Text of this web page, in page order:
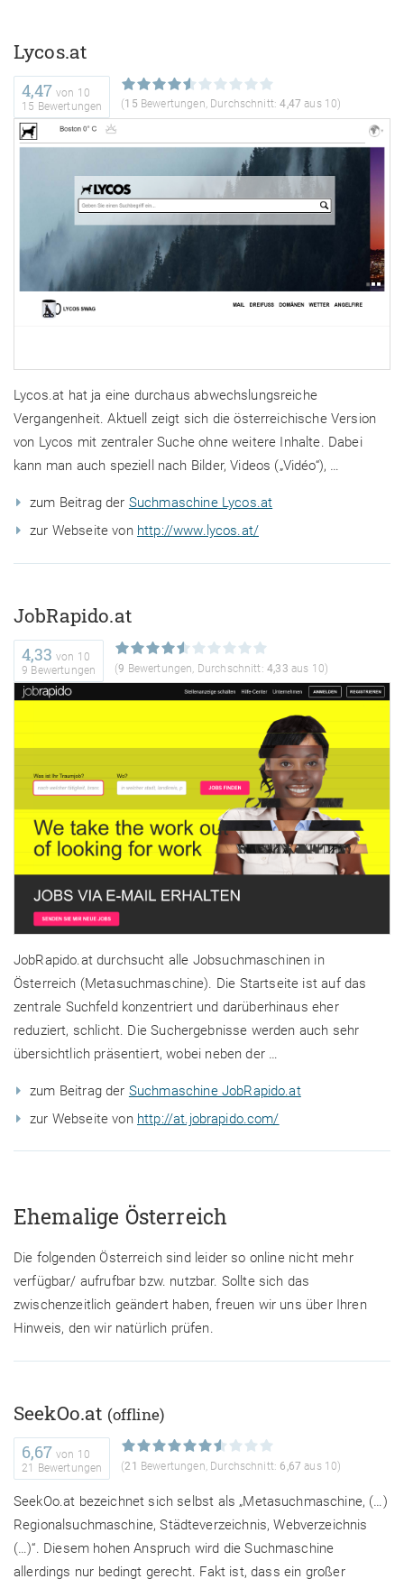
Lycos.at
4,47 von 10
15 Bewertungen
(15 Bewertungen, Durchschnitt:4,47 aus 10)
Lycos.at hat ja eine durchaus abwechslungsreiche
Vergangenheit. Aktuell zeigt sich die österreichische Version
von Lycos mit zentraler Suche ohne weitere Inhalte. Dabei
kann man auch speziell nach Bilder, Videos („Vidéo“), …
zum Beitrag der Suchmaschine Lycos.at
zur Webseite von http://www.lycos.at/
JobRapido.at
4,33 von 10
9 Bewertungen
(9 Bewertungen, Durchschnitt:4,33 aus 10)
JobRapido.at durchsucht alle Jobsuchmaschinen in
Österreich (Metasuchmaschine). Die Startseite ist auf das
zentrale Suchfeld konzentriert und darüberhinaus eher
reduziert, schlicht. Die Suchergebnisse werden auch sehr
übersichtlich präsentiert, wobei neben der …
zum Beitrag der Suchmaschine JobRapido.at
zur Webseite von http://at.jobrapido.com/
Ehemalige Österreich
Die folgenden Österreich sind leider so online nicht mehr
verfügbar/ aufrufbar bzw. nutzbar. Sollte sich das
zwischenzeitlich geändert haben, freuen wir uns über Ihren
Hinweis, den wir natürlich prüfen.
SeekOo.at (offline)
6,67 von 10
21 Bewertungen
(21 Bewertungen, Durchschnitt: 6,67 aus 10)
SeekOo.at bezeichnet sich selbst als „Metasuchmaschine, (…)
Regionalsuchmaschine, Städteverzeichnis, Webverzeichnis
(…)“. Diesem hohen Anspruch wird die Suchmaschine
allerdings nur bedingt gerecht. Fakt ist, dass ein großer